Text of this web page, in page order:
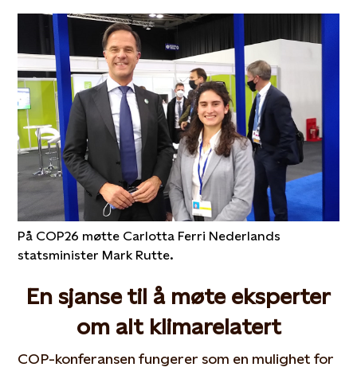
På COP26 møtte Carlotta Ferri Nederlands
statsminister Mark Rutte.
En sjanse til å møte eksperter
om alt klimarelatert
COP-konferansen fungerer som en mulighet for